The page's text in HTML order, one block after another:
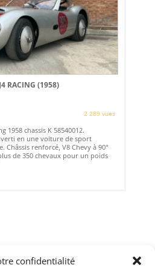
confidentialité
RACING (1958)
2 289 vues
1958 chassis K 58540012.
en une voiture de sport
Châssis renforcé, V8 Chevy à 90°
de 350 chevaux pour un poids